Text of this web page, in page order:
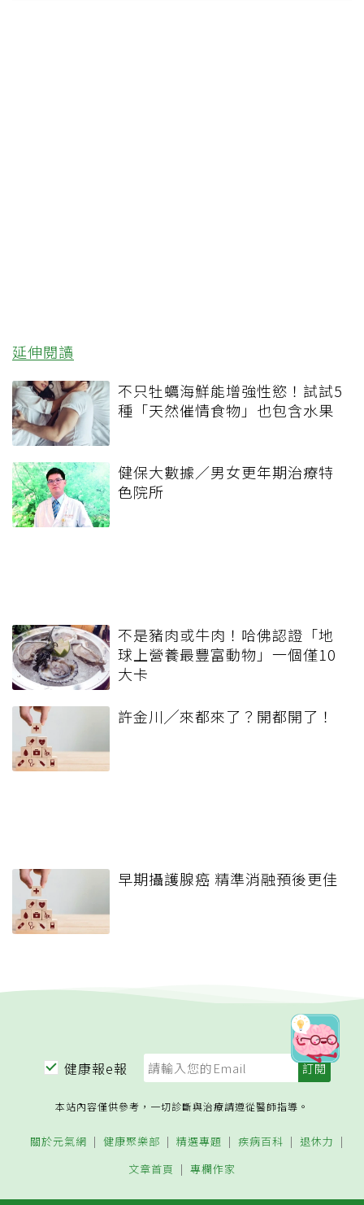
延伸閱讀
不只牡蠣海鮮能增強性慾！試試5
種「天然催情食物」也包含水果
健保大數據／男女更年期治療特
色院所
不是豬肉或牛肉！哈佛認證「地
球上營養最豐富動物」一個僅10
大卡
許金川╱來都來了？開都開了！
早期攝護腺癌 精準消融預後更佳
健康報e報
本站內容僅供參考，一切診斷與治療請遵從醫師指導。
關於元氣網 健康聚樂部 精選專題 疾病百科
退休力
文章首頁
專欄作家